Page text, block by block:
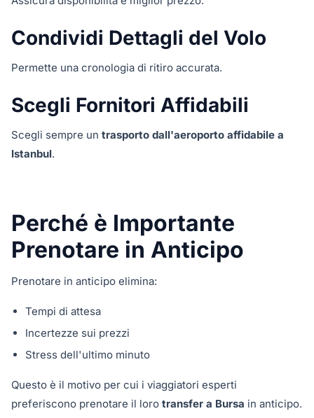
Condividi Dettagli del Volo
Permette una cronologia di ritiro accurata.
Scegli Fornitori Affidabili
Scegli sempre un trasporto dall'aeroporto affidabile a
Istanbul.
Perché è Importante
Prenotare in Anticipo
Prenotare in anticipo elimina:
Tempi di attesa
Incertezze sui prezzi
Stress dell'ultimo minuto
Questo è il motivo per cui i viaggiatori esperti
preferiscono prenotare il loro transfer a Bursa in anticipo.